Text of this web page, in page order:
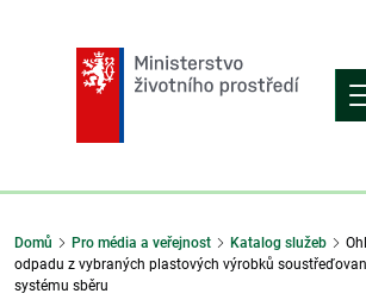
Domů Pro média a veřejnost Katalog služeb
odpadu z vybraných plastových výrobků
systému sběru